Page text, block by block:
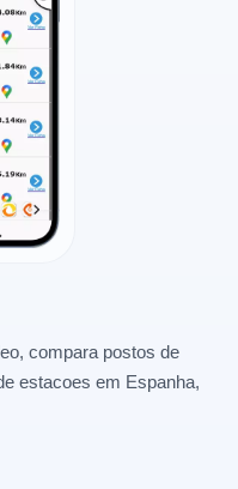
compara postos de
estacoes em Espanha,